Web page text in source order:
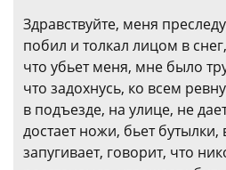
Здравствуйте, меня
побил и толкал лицом в
что убьет меня, мне было
что задохнусь, ко всем
в подъезде, на улице, не
достает ножи, бьет бутылки,
запугивает, говорит, что